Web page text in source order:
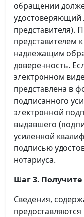
обращении
удостоверяющий
представителя).
представителем
надлежащим
доверенность.
электронном
представлена в
подписанного
электронной
выдавшего
усиленной
подписью
нотариуса.
Шаг 3. Получите
Сведения,